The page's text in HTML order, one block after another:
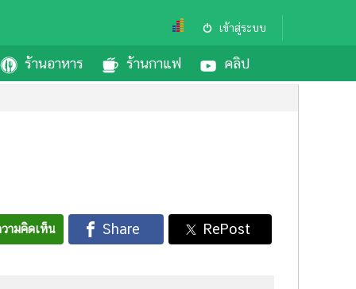
เข้าสู่ระบบ
ร้านอาหาร ร้านกาแฟ คลิป
ามคิดเห็น